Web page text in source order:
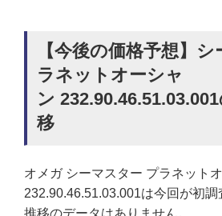
【今後の価格予想】
ラネットオーシャ
ン
移
オメガ シーマスター プラネット
232.90.46.51.03.001は今回が初